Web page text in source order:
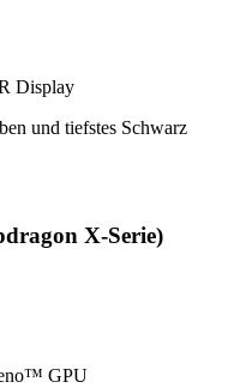
Display
und tiefstes Schwarz
X-Serie)
GPU